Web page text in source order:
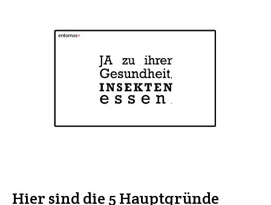
Hier sind die 5 Hauptgründe